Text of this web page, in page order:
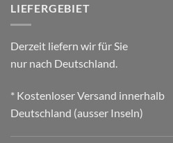
LIEFERGEBIET
Derzeit liefern wir für Sie
nur nach Deutschland.
* Kostenloser Versand innerhalb
Deutschland (ausser Inseln)